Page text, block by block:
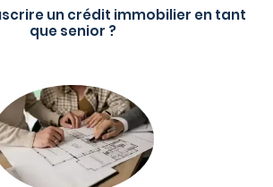
un crédit immobilier en tant
que senior ?